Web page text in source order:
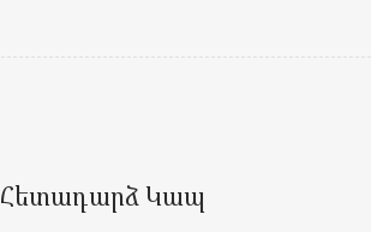
Հետադարձ Կապ